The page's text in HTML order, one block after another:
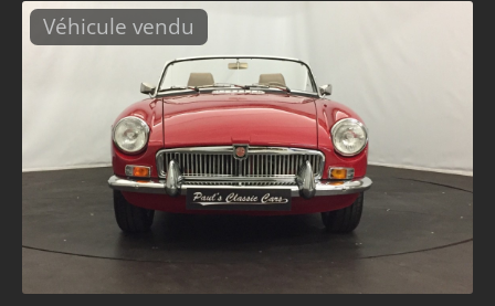
Véhicule vendu